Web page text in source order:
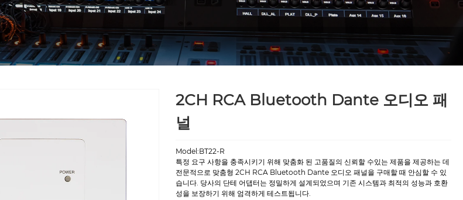
2CH RCA Bluetooth Dante 오디오 패
널
Model:BT22-R
특정 요구 사항을 충족시키기 위해 맞춤화 된 고품질의 신뢰할 수있는 제품을 제공하는 데
전문적으로 맞춤형 2CH RCA Bluetooth Dante 오디오 패널을 구매할 때 안심할 수 있
습니다. 당사의 단테 어댑터는 정밀하게 설계되었으며 기존 시스템과 최적의 성능과 호환
성을 보장하기 위해 엄격하게 테스트됩니다.